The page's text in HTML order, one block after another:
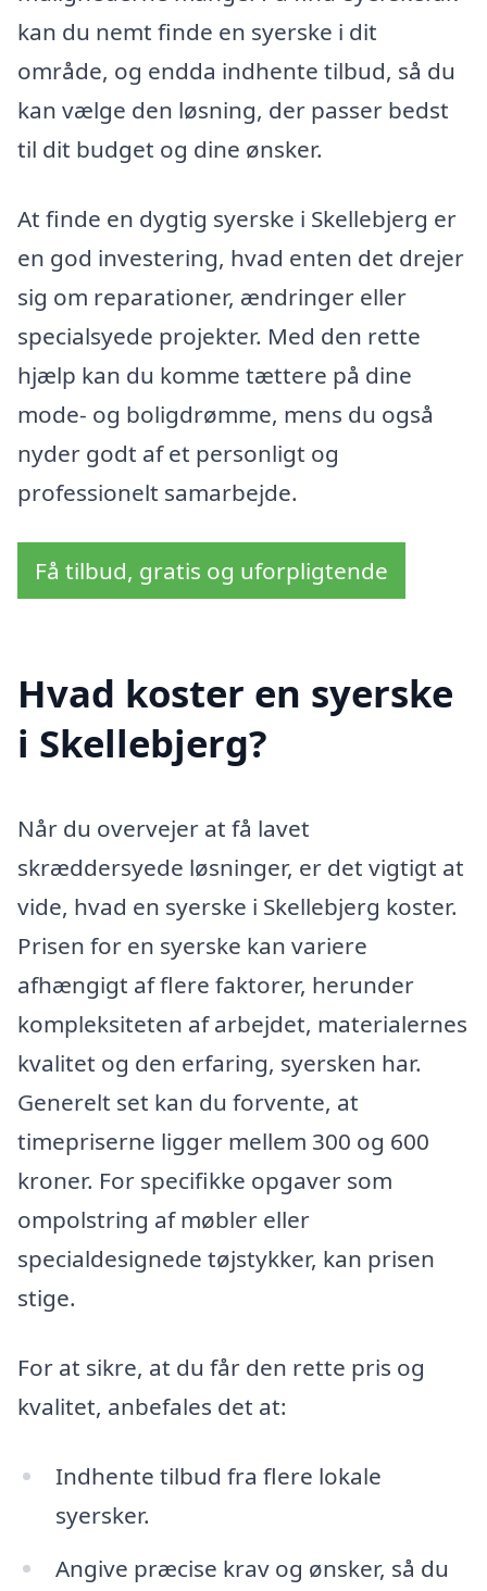
kan du nemt finde en syerske i dit
område, og endda indhente tilbud, så du
kan vælge den løsning, der passer bedst
til dit budget og dine ønsker.
At finde en dygtig syerske i Skellebjerg er
en god investering, hvad enten det drejer
sig om reparationer, ændringer eller
specialsyede projekter. Med den rette
hjælp kan du komme tættere på dine
mode- og boligdrømme, mens du også
nyder godt af et personligt og
professionelt samarbejde.
Få tilbud, gratis og uforpligtende
Hvad koster en syerske
i Skellebjerg?
Når du overvejer at få lavet
skræddersyede løsninger, er det vigtigt at
vide, hvad en syerske i Skellebjerg koster.
Prisen for en syerske kan variere
afhængigt af flere faktorer, herunder
kompleksiteten af arbejdet, materialernes
kvalitet og den erfaring, syersken har.
Generelt set kan du forvente, at
timepriserne ligger mellem 300 og 600
kroner. For specifikke opgaver som
ompolstring af møbler eller
specialdesignede tøjstykker, kan prisen
stige.
For at sikre, at du får den rette pris og
kvalitet, anbefales det at:
Indhente tilbud fra flere lokale
syersker.
Angive præcise krav og ønsker, så du